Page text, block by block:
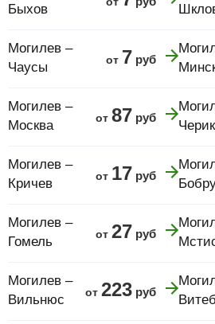
Быхов
Могилев –
Чаусы
от 7 руб
Могилев –
Москва
от 87 руб
Могилев –
Кричев
от 17 руб
Могилев –
Гомель
от 27 руб
Могилев –
Вильнюс
от 223 руб